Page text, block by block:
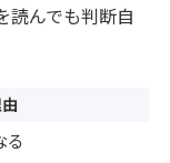
読んでも判断自
る